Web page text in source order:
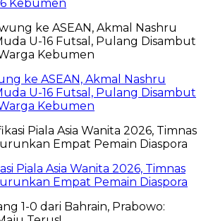
Kebumen
ke ASEAN, Akmal Nashru
U-16 Futsal, Pulang Disambut
Kebumen
Piala Asia Wanita 2026, Timnas
Empat Pemain Diaspora